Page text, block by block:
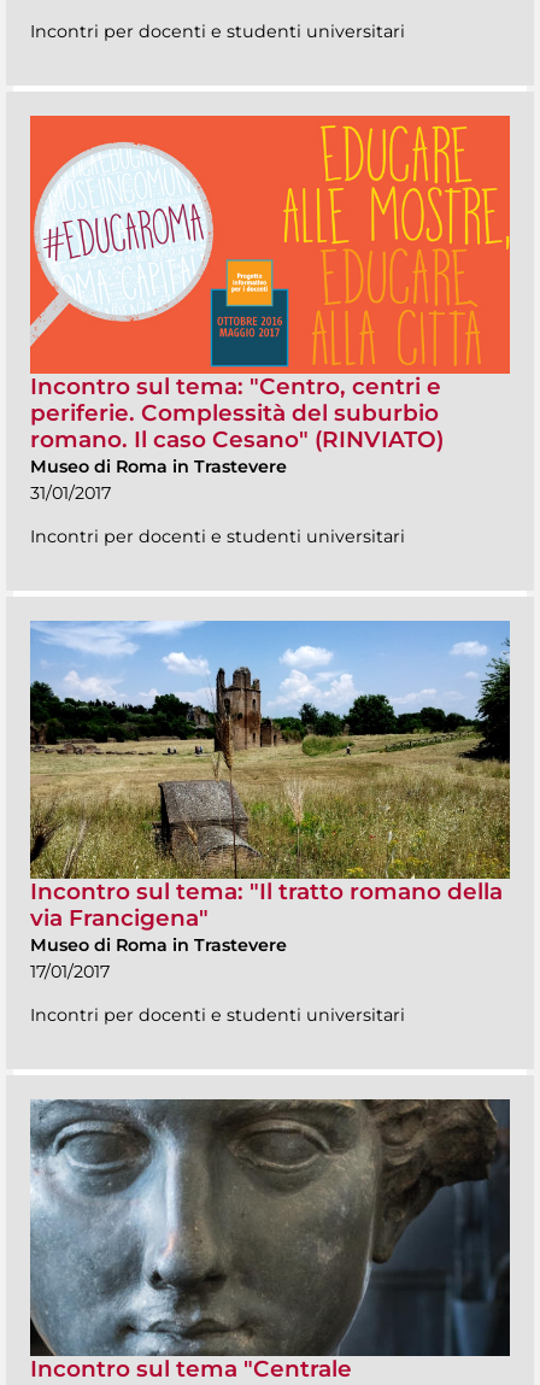
Incontri per docenti e studenti universitari
Incontro sul tema: "Centro, centri e
periferie. Complessità del suburbio
romano. Il caso Cesano" (RINVIATO)
Museo di Roma in Trastevere
31/01/2017
Incontri per docenti e studenti universitari
Incontro sul tema: "Il tratto romano della
via Francigena"
Museo di Roma in Trastevere
17/01/2017
Incontri per docenti e studenti universitari
Incontro sul tema "Centrale